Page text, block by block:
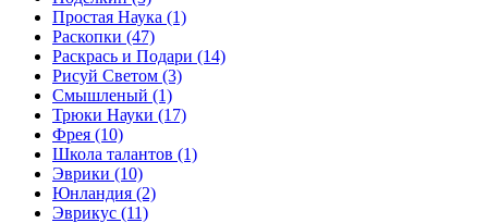
Простая Наука (1)
Раскопки (47)
Раскрась и Подари (14)
Рисуй Светом (3)
Смышленый (1)
Трюки Науки (17)
Фрея (10)
Школа талантов (1)
Эврики (10)
Юнландия (2)
Эврикус (11)